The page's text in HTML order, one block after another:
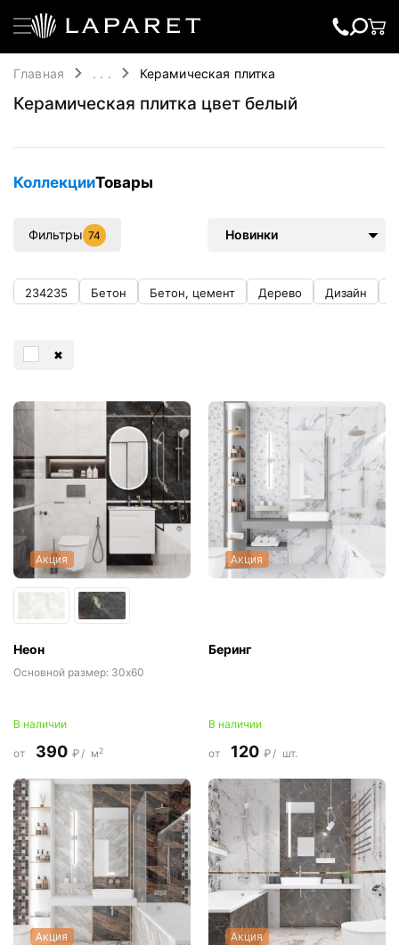
Главная . . . Керамическая плитка
Керамическая плитка цвет белый
234235 Бетон Бетон, цемент Дерево Дизайн
✖
Фильтры 74
КоллекцииТовары
Новинки
Акция
Неон
Основной размер: 30x60
В наличии
от 390 ₽/ м2
Акция
Беринг
В наличии
от 120 ₽/ шт.
Акция Акция